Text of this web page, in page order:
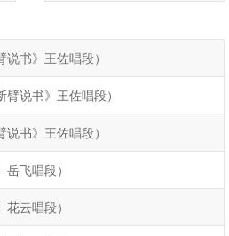
书》王佐唱段）
说书》王佐唱段）
书》王佐唱段）
飞唱段）
云唱段）